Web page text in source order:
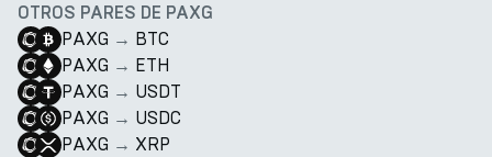
OTROS PARES DE PAXG
PAXG → BTC
PAXG → ETH
PAXG → USDT
PAXG → USDC
PAXG → XRP